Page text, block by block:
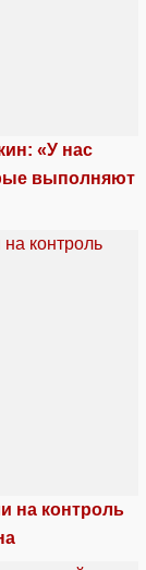
«У нас
выполняют
на контроль